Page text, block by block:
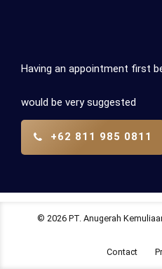
Having an appointment first
would be very suggested
+62 811 985 0811
© 2026 PT. Anugerah
Contact